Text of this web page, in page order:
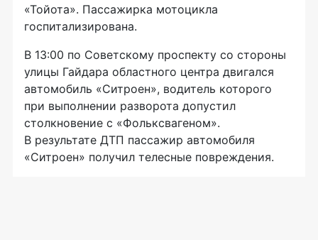
«Тойота». Пассажирка мотоцикла
госпитализирована.
В 13:00 по Советскому проспекту со стороны
улицы Гайдара областного центра двигался
автомобиль «Ситроен», водитель которого
при выполнении разворота допустил
столкновение с «Фольксвагеном».
В результате ДТП пассажир автомобиля
«Ситроен» получил телесные повреждения.